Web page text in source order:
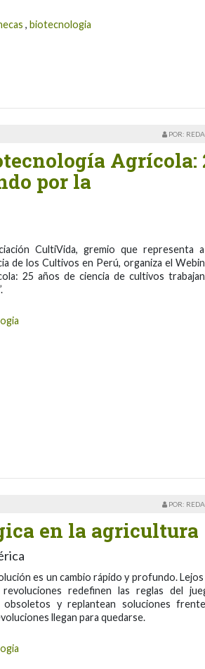
, biotecnologia
POR:
Agrícola:
por la
CultiVida, gremio que representa
de los Cultivos en Perú, organiza el
25 años de ciencia de cultivos
POR:
en la agricultura
es un cambio rápido y profundo.
redefinen las reglas del
obsoletos y replantean soluciones
llegan para quedarse.